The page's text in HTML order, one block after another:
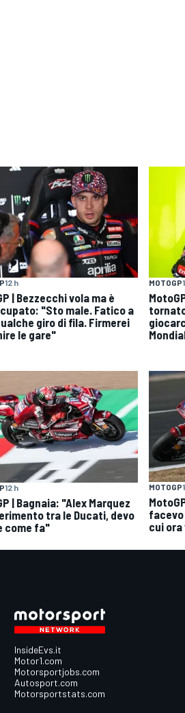
12 h
| Bezzecchi vola ma è
"Sto male. Fatico a
giro di fila. Firmerei
le gare"
MOTOGP
12 h
| Bagnaia: "Alex Marquez
tra le Ducati, devo
come fa"
MOTOGP
cui ora
InsideEvs.it
Motor1.com
Motorsportjobs.com
Autosport.com
Motorsportstats.com